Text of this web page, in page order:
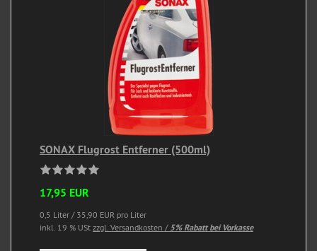
SONAX Flugrost Entferner (500ml)
17,95 EUR
0,5 Liter / 35,90 EUR pro Liter
inkl. 19 % USt zzgl. Versandkosten / 5% Rabatt bei Vorkasse